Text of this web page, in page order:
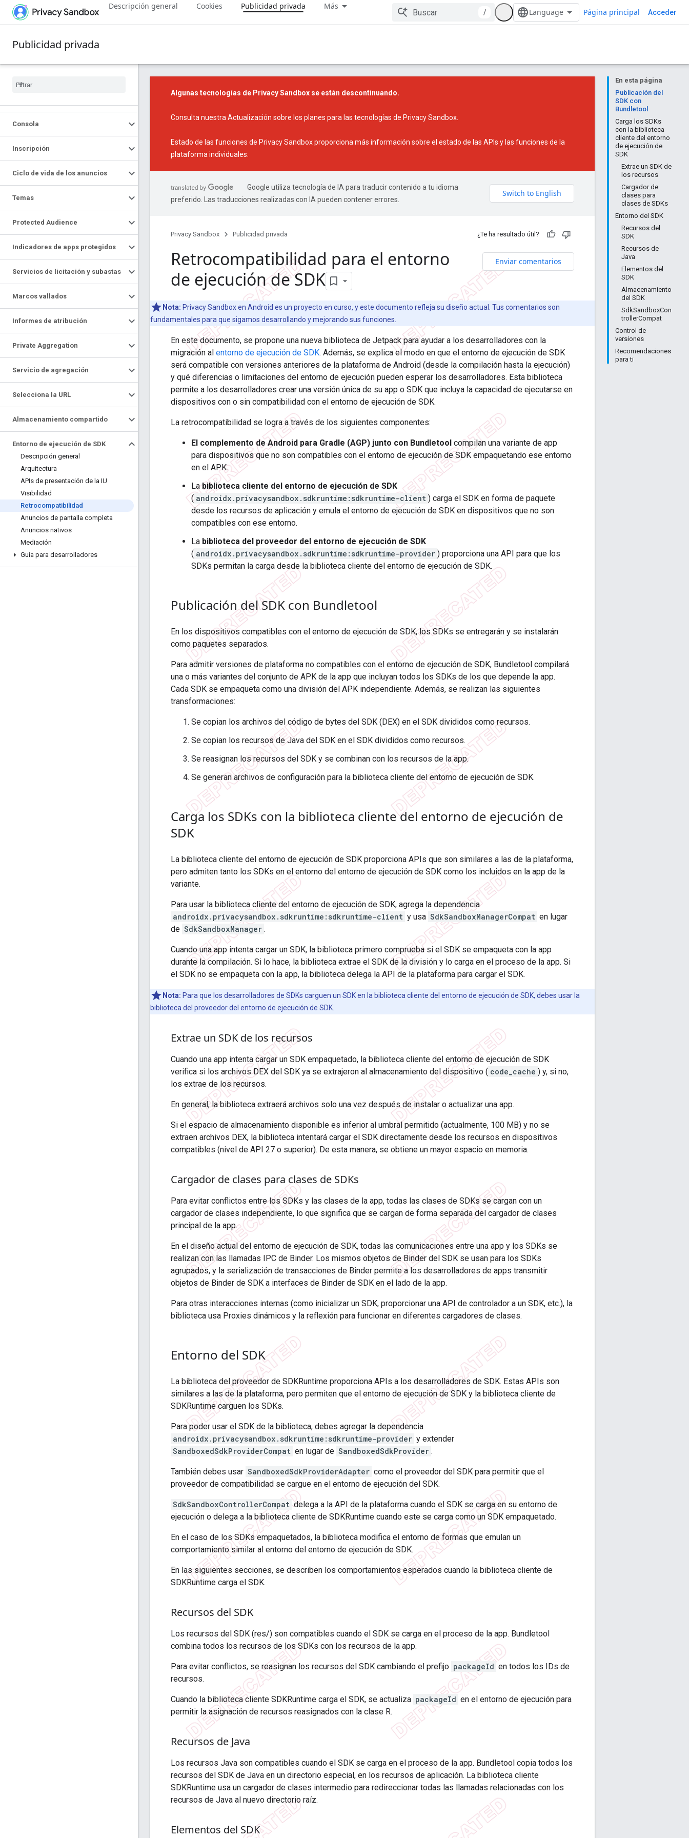
Descripción general Cookies Publicidad privada Más
/ Página principal Acceder
Publicidad privada
Consola
Inscripción
Ciclo de vida de los anuncios
Temas
Protected Audience
Indicadores de apps protegidos
Servicios de licitación y subastas
Marcos vallados
Informes de atribución
Private Aggregation
Servicio de agregación
Selecciona la URL
Almacenamiento compartido
Entorno de ejecución de SDK
Descripción general
Arquitectura
APIs de presentación de la IU
Visibilidad
Retrocompatibilidad
Anuncios de pantalla completa
Anuncios nativos
Mediación
Guía para desarrolladores
En esta página
Publicación del
SDK con
Bundletool
Carga los SDKs
con la biblioteca
cliente del entorno
de ejecución de
SDK
Extrae un SDK de
los recursos
Cargador de
clases para
clases de SDKs
Entorno del SDK
Recursos del
SDK
Recursos de
Java
Elementos del
SDK
Almacenamiento
del SDK
SdkSandboxCon
trollerCompat
Control de
versiones
Recomendaciones
para ti
Algunas tecnologías de Privacy Sandbox se están descontinuando.
Consulta nuestra Actualización sobre los planes para las tecnologías de Privacy Sandbox
Estado de las funciones de Privacy Sandboxproporciona más información sobre el estado de las APIs y las funciones de la
plataforma individuales.
Google utiliza tecnología de IA para traducir contenido a tu idioma
preferido. Las traducciones realizadas con IA pueden contener errores.
Privacy Sandbox Publicidad privada ¿Te ha resultado útil?
Enviar comentarios
Retrocompatibilidad para el entorno
de ejecución de SDK
Nota: Privacy Sandbox en Android es un proyecto en curso, y este documento refleja su diseño actual. Tus comentarios son
fundamentales para que sigamos desarrollando y mejorando sus funciones.
En este documento, se propone una nueva biblioteca de Jetpack para ayudar a los desarrolladores con la
migración al entorno de ejecución de SDK. Además, se explica el modo en que el entorno de ejecución de SDK
será compatible con versiones anteriores de la plataforma de Android (desde la compilación hasta la ejecución)
y qué diferencias o limitaciones del entorno de ejecución pueden esperar los desarrolladores. Esta biblioteca
permite a los desarrolladores crear una versión única de su app o SDK que incluya la capacidad de ejecutarse en
dispositivos con o sin compatibilidad con el entorno de ejecución de SDK.
La retrocompatibilidad se logra a través de los siguientes componentes:
El complemento de Android para Gradle (AGP) junto con Bundletool compilan una variante de app
para dispositivos que no son compatibles con el entorno de ejecución de SDK empaquetando ese entorno
en el APK.
Labiblioteca cliente del entorno de ejecución de SDK
( androidx.privacysandbox.sdkruntime:sdkruntime-client ) carga el SDK en forma de paquete
desde los recursos de aplicación y emula el entorno de ejecución de SDK en dispositivos que no son
compatibles con ese entorno.
La biblioteca del proveedor del entorno de ejecución de SDK
( androidx.privacysandbox.sdkruntime:sdkruntime-provider ) proporciona una API para que los
SDKs permitan la carga desde la biblioteca cliente del entorno de ejecución de SDK.
Publicación del SDK con Bundletool
En los dispositivos compatibles con el entorno de ejecución de SDK, los SDKs se entregarán y se instalarán
como paquetes separados.
Para admitir versiones de plataforma no compatibles con el entorno de ejecución de SDK, Bundletool compilará
una o más variantes del conjunto de APK de la app que incluyan todos los SDKs de los que depende la app.
Cada SDK se empaqueta como una división del APK independiente. Además, se realizan las siguientes
transformaciones:
Se copian los archivos del código de bytes del SDK (DEX) en el SDK divididos como recursos.
Se copian los recursos de Java del SDK en el SDK divididos como recursos.
Se reasignan los recursos del SDK y se combinan con los recursos de la app.
Se generan archivos de configuración para la biblioteca cliente del entorno de ejecución de SDK.
Carga los SDKs con la biblioteca cliente del entorno de ejecución de
SDK
La biblioteca cliente del entorno de ejecución de SDK proporciona APIs que son similares a las de la plataforma,
pero admiten tanto los SDKs en el entorno del entorno de ejecución de SDK como los incluidos en la app de la
variante.
Para usar la biblioteca cliente del entorno de ejecución de SDK, agrega la dependencia
androidx.privacysandbox.sdkruntime:sdkruntime-client y usa SdkSandboxManagerCompat en lugar
de SdkSandboxManager .
Cuando una app intenta cargar un SDK, la biblioteca primero comprueba si el SDK se empaqueta con la app
durante la compilación. Si lo hace, la biblioteca extrae el SDK de la división y lo carga en el proceso de la app. Si
el SDK no se empaqueta con la app, la biblioteca delega la API de la plataforma para cargar el SDK.
Nota: Para que los desarrolladores de SDKs carguen un SDK en la biblioteca cliente del entorno de ejecución de SDK, debes usar la
biblioteca del proveedor del entorno de ejecución de SDK.
Extrae un SDK de los recursos
Cuando una app intenta cargar un SDK empaquetado, la biblioteca cliente del entorno de ejecución de SDK
verifica si los archivos DEX del SDK ya se extrajeron al almacenamiento del dispositivo ( code_cache ) y, si no,
los extrae de los recursos.
En general, la biblioteca extraerá archivos solo una vez después de instalar o actualizar una app.
Si el espacio de almacenamiento disponible es inferior al umbral permitido (actualmente, 100 MB) y no se
extraen archivos DEX, la biblioteca intentará cargar el SDK directamente desde los recursos en dispositivos
compatibles (nivel de API 27 o superior). De esta manera, se obtiene un mayor espacio en memoria.
Cargador de clases para clases de SDKs
Para evitar conflictos entre los SDKs y las clases de la app, todas las clases de SDKs se cargan con un
cargador de clases independiente, lo que significa que se cargan de forma separada del cargador de clases
principal de la app.
En el diseño actual del entorno de ejecución de SDK, todas las comunicaciones entre una app y los SDKs se
realizan con las llamadas IPC de Binder. Los mismos objetos de Binder del SDK se usan para los SDKs
agrupados, y la serialización de transacciones de Binder permite a los desarrolladores de apps transmitir
objetos de Binder de SDK a interfaces de Binder de SDK en el lado de la app.
Para otras interacciones internas (como inicializar un SDK, proporcionar una API de controlador a un SDK, etc.), la
biblioteca usa Proxies dinámicos y la reflexión para funcionar en diferentes cargadores de clases.
Entorno del SDK
La biblioteca del proveedor de SDKRuntime proporciona APIs a los desarrolladores de SDK. Estas APIs son
similares a las de la plataforma, pero permiten que el entorno de ejecución de SDK y la biblioteca cliente de
SDKRuntime carguen los SDKs.
Para poder usar el SDK de la biblioteca, debes agregar la dependencia
androidx.privacysandbox.sdkruntime:sdkruntime-provider y extender
SandboxedSdkProviderCompat en lugar de SandboxedSdkProvider .
También debes usar SandboxedSdkProviderAdapter como el proveedor del SDK para permitir que el
proveedor de compatibilidad se cargue en el entorno de ejecución del SDK.
SdkSandboxControllerCompat delega a la API de la plataforma cuando el SDK se carga en su entorno de
ejecución o delega a la biblioteca cliente de SDKRuntime cuando este se carga como un SDK empaquetado.
En el caso de los SDKs empaquetados, la biblioteca modifica el entorno de formas que emulan un
comportamiento similar al entorno del entorno de ejecución de SDK.
En las siguientes secciones, se describen los comportamientos esperados cuando la biblioteca cliente de
SDKRuntime carga el SDK.
Recursos del SDK
Los recursos del SDK (res/) son compatibles cuando el SDK se carga en el proceso de la app. Bundletool
combina todos los recursos de los SDKs con los recursos de la app.
Para evitar conflictos, se reasignan los recursos del SDK cambiando el prefijo packageId en todos los IDs de
recursos.
Cuando la biblioteca cliente SDKRuntime carga el SDK, se actualiza packageId en el entorno de ejecución para
permitir la asignación de recursos reasignados con la clase R.
Recursos de Java
Los recursos Java son compatibles cuando el SDK se carga en el proceso de la app. Bundletool copia todos los
recursos del SDK de Java en un directorio especial, en los recursos de aplicación. La biblioteca cliente
SDKRuntime usa un cargador de clases intermedio para redireccionar todas las llamadas relacionadas con los
recursos de Java al nuevo directorio raíz.
Elementos del SDK